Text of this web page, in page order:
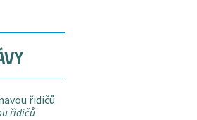
řidičů